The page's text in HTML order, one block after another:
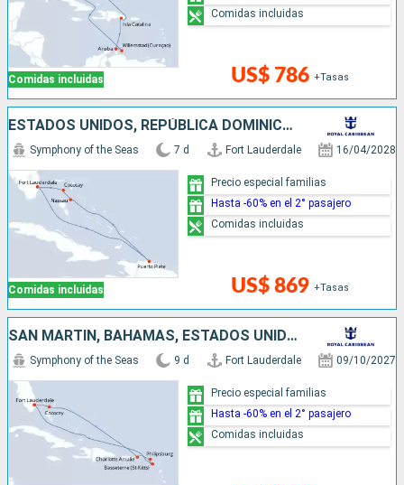
Comidas incluidas US$ 786 +Tasas
Comidas incluidas
ESTADOS UNIDOS, REPÚBLICA DOMINICANA, BAHAMAS
Comidas incluidas
Symphony of the Seas 7 d Fort Lauderdale 16/04/2028
US$ 869 +Tasas
Precio especial familias
Hasta -60% en el 2° pasajero
Comidas incluidas
SAN MARTÍN, BAHAMAS, ESTADOS UNIDOS
Symphony of the Seas 9 d Fort Lauderdale 09/10/2027
Precio especial familias
Hasta -60% en el 2° pasajero
Comidas incluidas